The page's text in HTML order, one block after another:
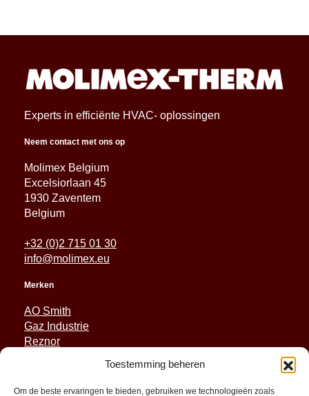
Toestemming beheren
Om de beste ervaringen te bieden, gebruiken we technologieën zoals
Experts in efficiënte HVAC- oplossingen
Neem contact met ons op
Molimex Belgium
Excelsiorlaan 45
1930 Zaventem
Belgium
+32 (0)2 715 01 30
info@molimex.eu
Merken
AO Smith
Gaz Industrie
Reznor